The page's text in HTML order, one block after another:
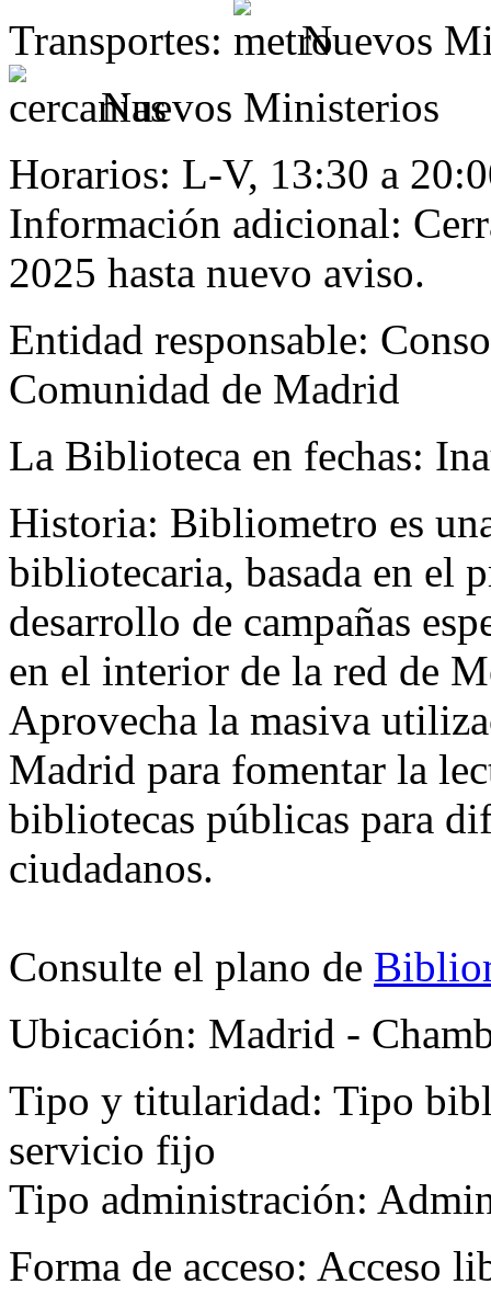
Transportes:
Nuevos
Nuevos Ministerios
Horarios: L-V, 13:30 a
Información adicional:
2025 hasta nuevo aviso.
Entidad responsable:
Comunidad de Madrid
La Biblioteca en fechas:
Historia: Bibliometro es
bibliotecaria, basada en el
desarrollo de campañas
en el interior de la red de
Aprovecha la masiva
Madrid para fomentar la
bibliotecas públicas para
ciudadanos.
Consulte el plano de
Ubicación: Madrid -
Tipo y titularidad: Tipo
servicio fijo
Tipo administración:
Forma de acceso: Acceso